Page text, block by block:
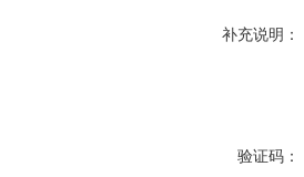
补充说明：
验证码：